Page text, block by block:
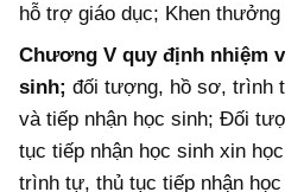
hỗ trợ giáo dục; Khen
Chương V quy định nhiệm
sinh; đối tượng, hồ sơ, trình
và tiếp nhận học sinh; Đối
tục tiếp nhận học sinh xin
trình tự, thủ tục tiếp nhận